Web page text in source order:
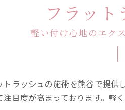
フラット
軽い付け心地のエク
ラッシュの施術を熊谷で提
目度が高まっております。軽